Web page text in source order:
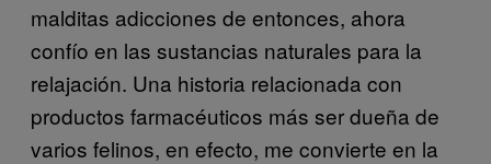
malditas adicciones de entonces, ahora
confío en las sustancias naturales para la
relajación. Una historia relacionada con
productos farmacéuticos más ser dueña de
varios felinos, en efecto, me convierte en la